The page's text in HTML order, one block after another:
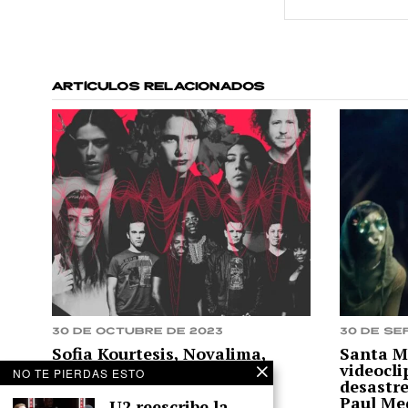
ARTÍCULOS RELACIONADOS
30 de octubre de 2023
Sofia Kourtesis, Novalima,
Cinthya Miranda y más: la
nueva música en Perú de la
última semana
30 de
Santa
Paul
NO TE PIERDAS ESTO